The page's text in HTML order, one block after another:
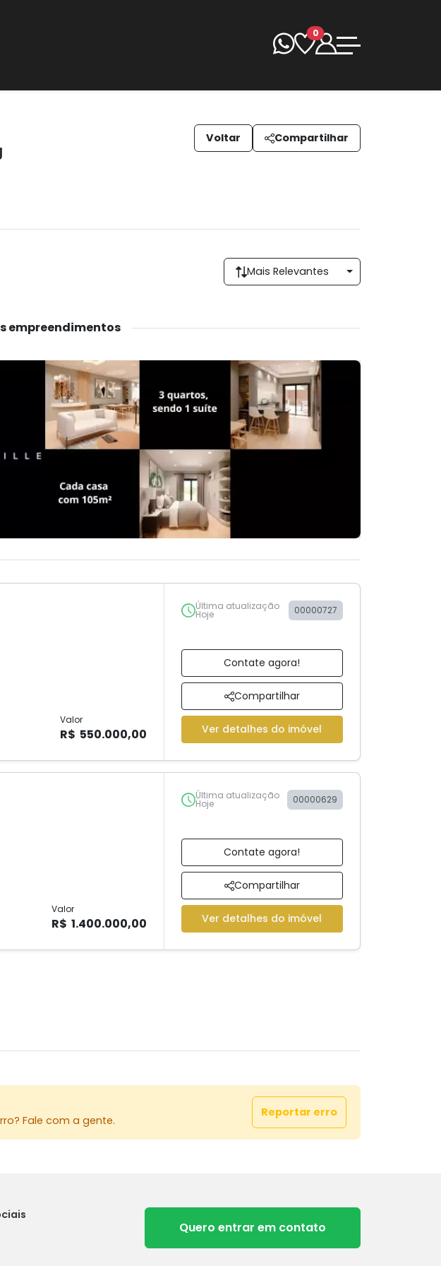
0
Voltar Compartilhar
Mais Relevantes
empreendimentos
Valor
R$ 550.000,00
Última atualização
Hoje 00000727
Contate agora!
Compartilhar
Ver detalhes do imóvel
Valor
R$ 1.400.000,00
Última atualização
Hoje 00000629
Contate agora!
Compartilhar
Ver detalhes do imóvel
Fale com a gente.
Reportar erro
Quero entrar em contato